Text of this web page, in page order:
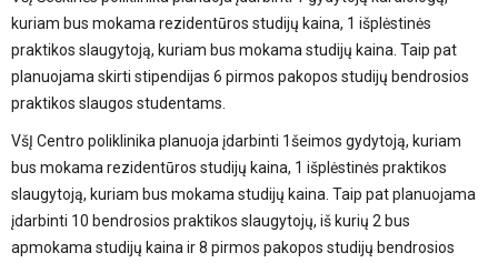
kuriam bus mokama rezidentūros studijų kaina, 1 išplėstinės
praktikos slaugytoją, kuriam bus mokama studijų kaina. Taip pat
planuojama skirti stipendijas 6 pirmos pakopos studijų bendrosios
praktikos slaugos studentams.
VšĮ Centro poliklinika planuoja įdarbinti 1šeimos gydytoją, kuriam
bus mokama rezidentūros studijų kaina, 1 išplėstinės praktikos
slaugytoją, kuriam bus mokama studijų kaina. Taip pat planuojama
įdarbinti 10 bendrosios praktikos slaugytojų, iš kurių 2 bus
apmokama studijų kaina ir 8 pirmos pakopos studijų bendrosios